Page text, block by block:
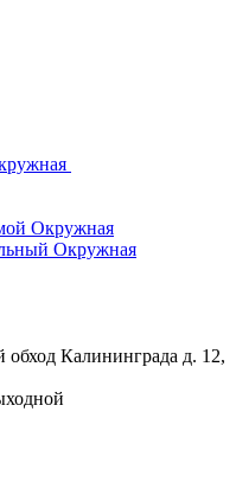
Окружная
Окружная
Калининграда д. 12,